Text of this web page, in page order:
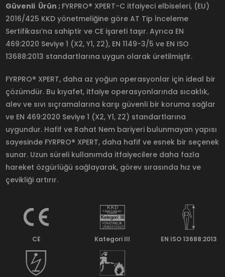
Güvenli Ürün ; FYRPRO® XPERT-C itfaiyeci elbiseleri, (EU)
2016/425 KKD yönetmeliğine göre AT Tip İnceleme
Sertifikası’na sahiptir ve CE işareti taşır. Ayrıca EN
469:2020 Seviye 1 (X2, Y1, Z2), EN 1149-3/5 ve EN ISO
13688:2013 standartlarına uygun olarak üretilmiştir.
FYRPRO® XPERT, daha az yoğun operasyonlar için ideal bir
çözümdür. Bu kıyafet, itfaiye operasyonlarında sıcaklık,
alev ve sıvı sıçramalarına karşı güvenli bir koruma sağlar
ve EN 469:2020 Seviye 1 (X2, Y1, Z2) standartlarına
uygundur. Hafif ve Rahat Nem bariyeri bulunmayan yapısı
sayesinde FYRPRO® XPERT, daha hafif ve esnek bir seçenek
sunar. Uzun süreli kullanımda itfaiyecilere daha fazla
hareket özgürlüğü sağlayarak, görev sırasında hız ve
çevikliği artırır.
CE Kategori lll EN ISO 13688:2013